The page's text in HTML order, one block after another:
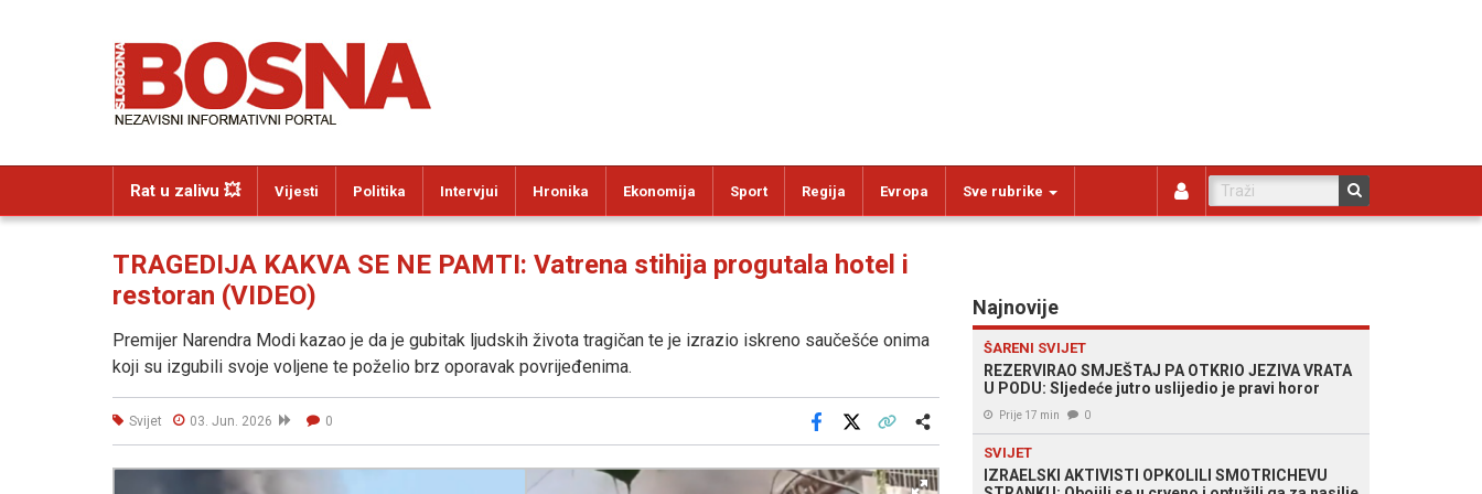
Rat u zalivu 💥 Vijesti Politika Intervjui Hronika Ekonomija Sport Regija Evropa Sve rubrike
TRAGEDIJA KAKVA SE NE PAMTI: Vatrena stihija progutala hotel i
restoran (VIDEO)
Premijer Narendra Modi kazao je da je gubitak ljudskih života tragičan te je izrazio iskreno saučešće onima
koji su izgubili svoje voljene te poželio brz oporavak povrijeđenima.
Svijet 03. Jun. 2026 0
Facebook
Najnovije
ŠARENI SVIJET
REZERVIRAO SMJEŠTAJ PA OTKRIO JEZIVA VRATA
U PODU: Sljedeće jutro uslijedio je pravi horor
Prije 17 min 0
SVIJET
IZRAELSKI AKTIVISTI OPKOLILI SMOTRICHEVU